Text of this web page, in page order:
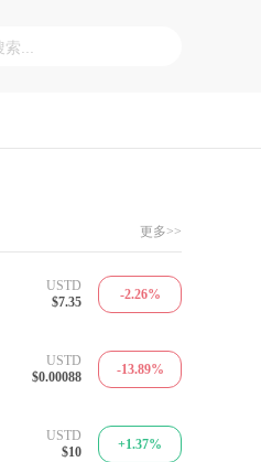
更多>>
USTD
$7.35
-2.26%
USTD
$0.00088
-13.89%
USTD
$10
+1.37%